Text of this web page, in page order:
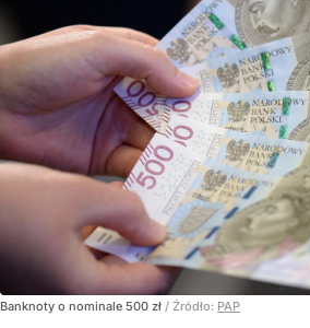
Banknoty o nominale 500 zł / Źródło: PAP